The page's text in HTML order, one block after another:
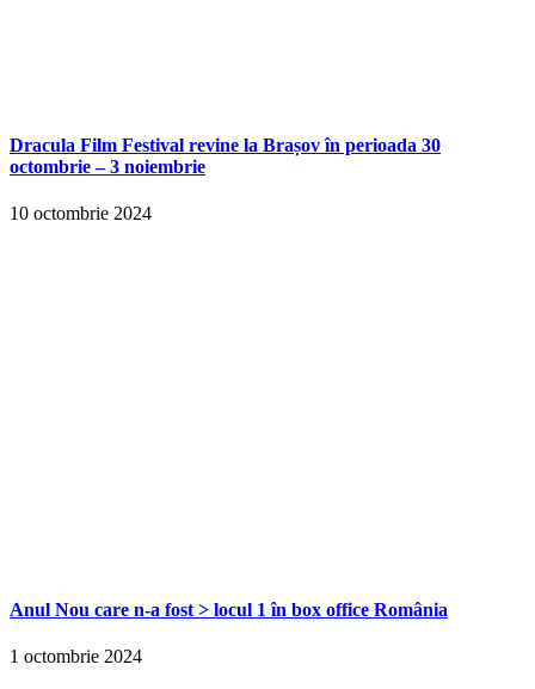
Dracula Film Festival revine la Brașov în perioada 30
octombrie – 3 noiembrie
10 octombrie 2024
Anul Nou care n-a fost > locul 1 în box office România
1 octombrie 2024